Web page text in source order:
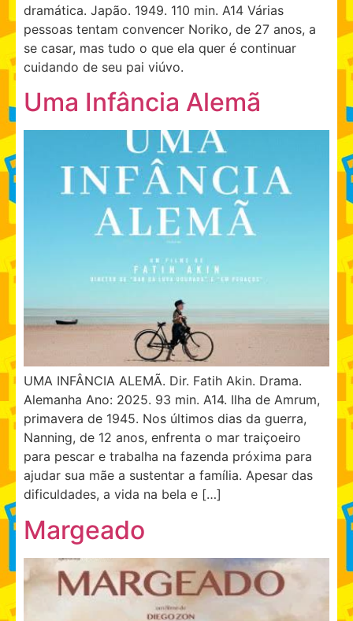
dramática. Japão. 1949. 110 min. A14 Várias
pessoas tentam convencer Noriko, de 27 anos, a
se casar, mas tudo o que ela quer é continuar
cuidando de seu pai viúvo.
Uma Infância Alemã
UMA INFÂNCIA ALEMÃ. Dir. Fatih Akin. Drama.
Alemanha Ano: 2025. 93 min. A14. Ilha de Amrum,
primavera de 1945. Nos últimos dias da guerra,
Nanning, de 12 anos, enfrenta o mar traiçoeiro
para pescar e trabalha na fazenda próxima para
ajudar sua mãe a sustentar a família. Apesar das
dificuldades, a vida na bela e […]
Margeado